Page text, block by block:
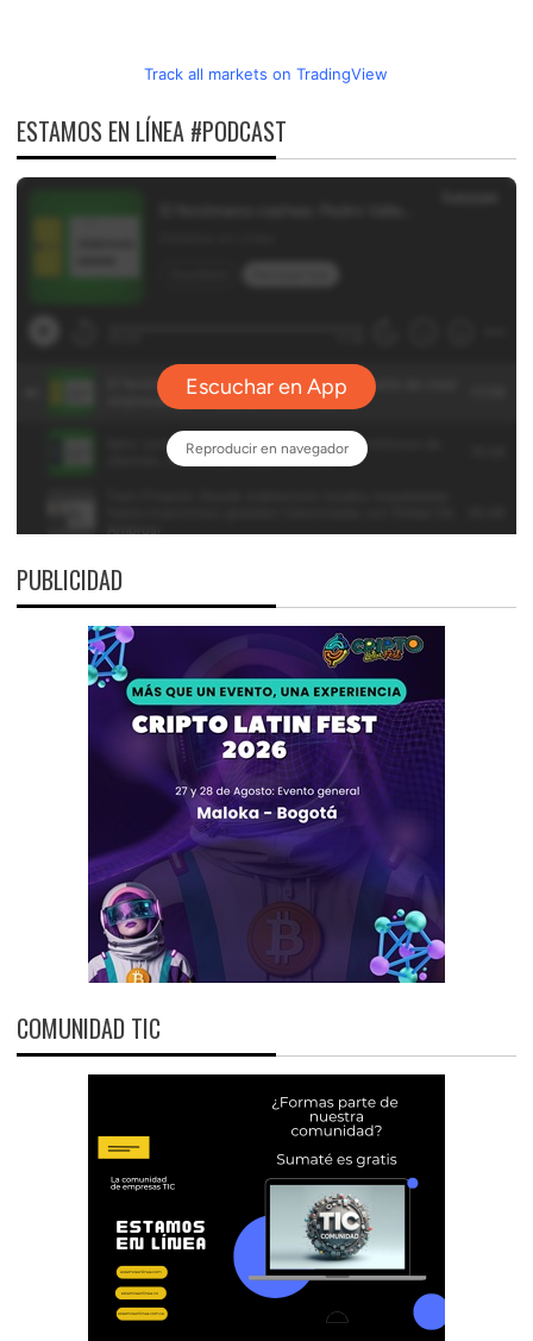
Track all markets on TradingView
ESTAMOS EN LÍNEA #PODCAST
PUBLICIDAD
COMUNIDAD TIC